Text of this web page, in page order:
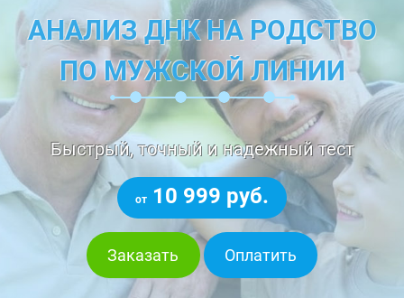
АНАЛИЗ ДНК НА РОДСТВО
ПО МУЖСКОЙ ЛИНИИ
Быстрый, точный и надежный тест
от 10 999 руб.
Заказать Оплатить